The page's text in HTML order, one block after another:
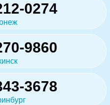
0274
9860
3678